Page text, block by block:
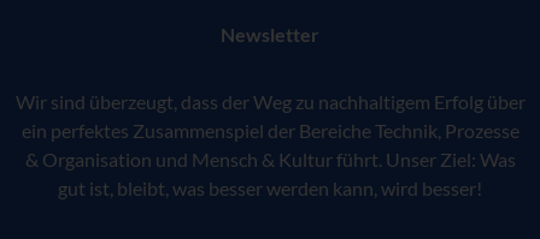
Newsletter
Wir sind überzeugt, dass der Weg zu nachhaltigem Erfolg über
ein perfektes Zusammenspiel der Bereiche Technik, Prozesse
& Organisation und Mensch & Kultur führt. Unser Ziel: Was
gut ist, bleibt, was besser werden kann, wird besser!